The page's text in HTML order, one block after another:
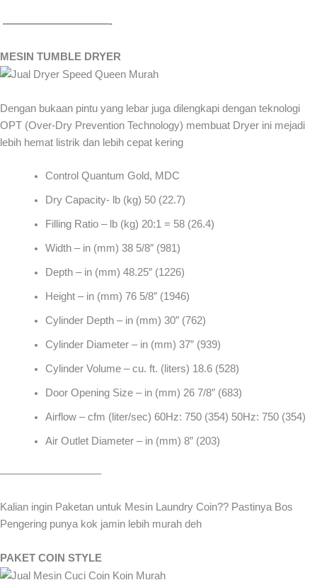
——————————-
MESIN TUMBLE DRYER
Dengan bukaan pintu yang lebar juga dilengkapi dengan teknologi
OPT (Over-Dry Prevention Technology) membuat Dryer ini mejadi
lebih hemat listrik dan lebih cepat kering
Control Quantum Gold, MDC
Dry Capacity- lb (kg) 50 (22.7)
Filling Ratio – lb (kg) 20:1 = 58 (26.4)
Width – in (mm) 38 5/8″ (981)
Depth – in (mm) 48.25″ (1226)
Height – in (mm) 76 5/8″ (1946)
Cylinder Depth – in (mm) 30″ (762)
Cylinder Diameter – in (mm) 37” (939)
Cylinder Volume – cu. ft. (liters) 18.6 (528)
Door Opening Size – in (mm) 26 7/8″ (683)
Airflow – cfm (liter/sec) 60Hz: 750 (354) 50Hz: 750 (354)
Air Outlet Diameter – in (mm) 8” (203)
—————————–
Kalian ingin Paketan untuk Mesin Laundry Coin?? Pastinya Bos
Pengering punya kok jamin lebih murah deh
PAKET COIN STYLE